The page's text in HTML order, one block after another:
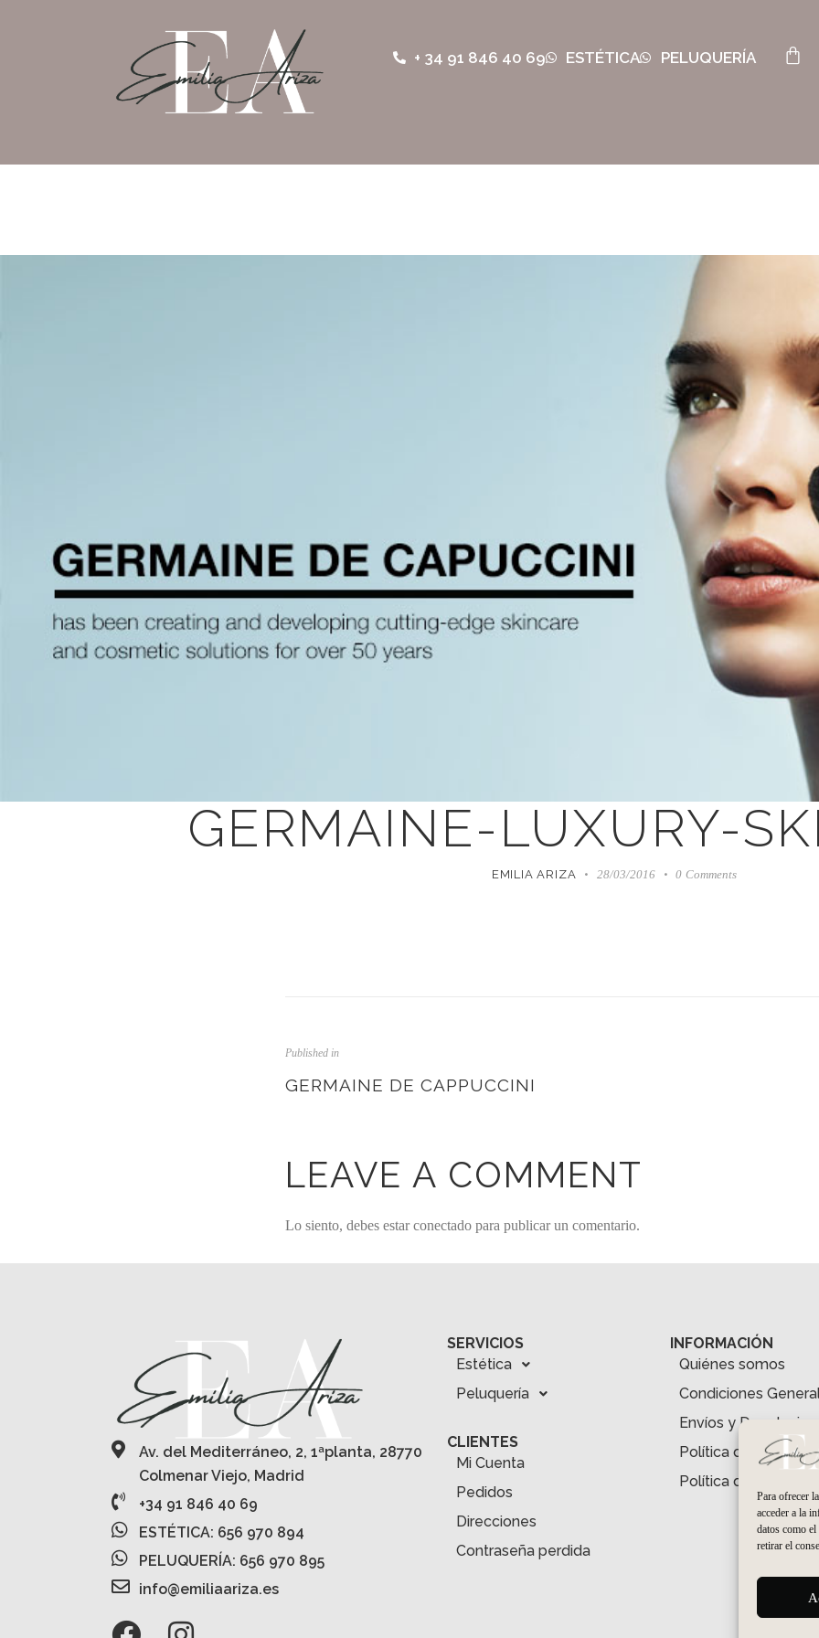
Para ofrecer
acceder a la
datos como
retirar el
+ 34 91 846 40 69 ESTÉTICA PELUQUERÍA
GERMAINE-LUXURY-
EMILIA ARIZA 28/03/2016 0 Comments
Published in
GERMAINE DE CAPPUCCINI
LEAVE A COMMENT
Lo siento, debes estarconectado para publicar un comentario.
Av. del Mediterráneo, 2, 1ªplanta, 28770
Colmenar Viejo, Madrid
+34 91 846 40 69
ESTÉTICA: 656 970 894
PELUQUERÍA: 656 970 895
info@emiliaariza.es
SERVICIOS
Estética
Peluquería
CLIENTES
Mi Cuenta
Pedidos
Direcciones
Contraseña perdida
INFORMACIÓN
Quiénes somos
Condiciones
Envíos y
Política de
Política de Cookies